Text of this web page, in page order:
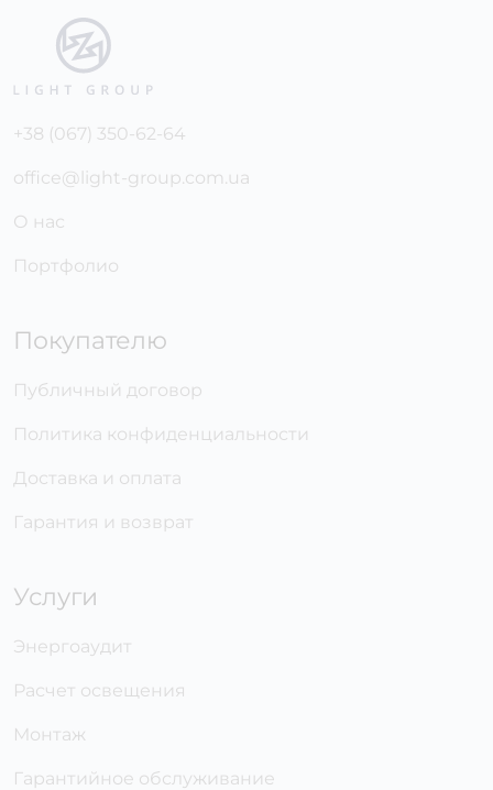
+38 (067) 350-62-64
office@light-group.com.ua
О нас
Портфолио
Покупателю
Публичный договор
Политика конфиденциальности
Доставка и оплата
Гарантия и возврат
Услуги
Энергоаудит
Расчет освещения
Монтаж
Гарантийное обслуживание